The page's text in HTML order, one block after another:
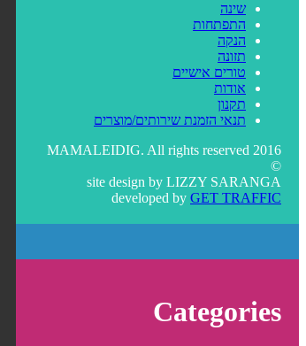
שינה
התפתחות
הנקה
תזונה
טורים אישיים
אודות
תקנון
תנאי הזמנת שירותים/מוצרים
MAMALEIDIG. All rights reserved 2016
©
site design by LIZZY SARANGA
developed by GET TRAFFIC
Categories